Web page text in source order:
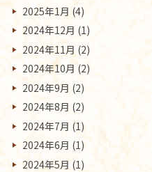
2025年1月 (4)
2024年12月 (1)
2024年11月 (2)
2024年10月(2)
2024年9月 (2)
2024年8月 (2)
2024年7月 (1)
2024年6月 (1)
2024年5月 (1)